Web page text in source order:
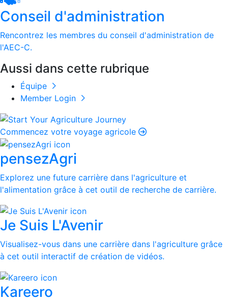
Conseil d'administration
Rencontrez les membres du conseil d'administration de
l'AEC-C.
Aussi dans cette rubrique
Équipe
Member Login
Commencez votre voyage agricole
pensezAgri
Explorez une future carrière dans l'agriculture et
l'alimentation grâce à cet outil de recherche de carrière.
Je Suis L'Avenir
Visualisez-vous dans une carrière dans l'agriculture grâce
à cet outil interactif de création de vidéos.
Kareero